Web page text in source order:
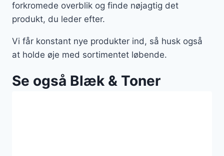
forkromede overblik og finde nøjagtig det
produkt, du leder efter.
Vi får konstant nye produkter ind, så husk også
at holde øje med sortimentet løbende.
Se også Blæk & Toner